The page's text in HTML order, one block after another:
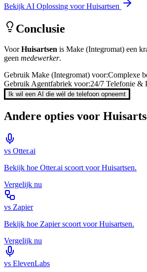
Bekijk AI Oplossing voorHuisartsen
Conclusie
VoorHuisartsen is Make (Integromat) een
geen medewerker.
Gebruik Make (Integromat) voor:Complexe
Gebruik Agentfabriek voor:24/7 Telefonie &
Ik wil een AI die wél de telefoon opneemt
Andere opties voor
vs Otter.ai
Bekijk hoe Otter.ai scoort voorHuisartsen.
Vergelijk nu
vs Zapier
Bekijk hoe Zapierscoort voorHuisartsen.
Vergelijk nu
vs ElevenLabs